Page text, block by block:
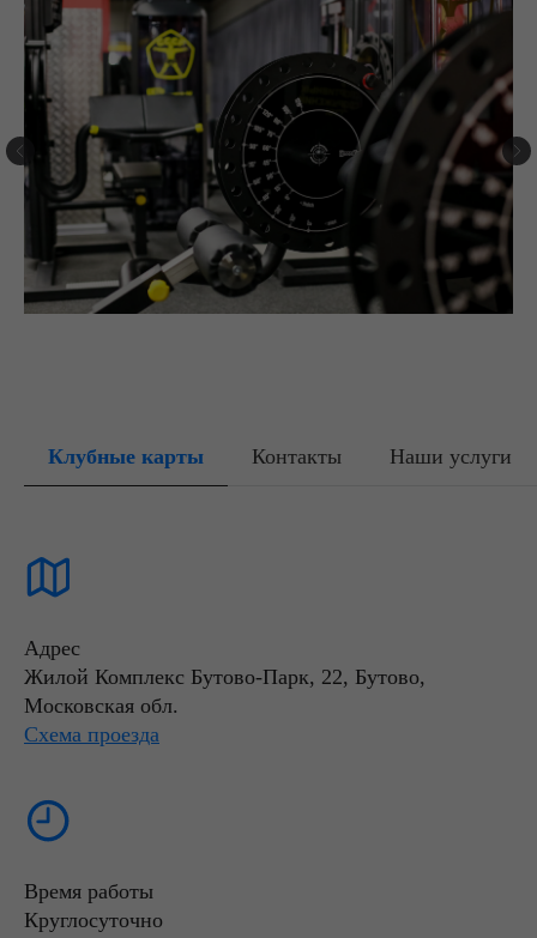
Клубные карты Контакты Наши услуги
Адрес
Жилой Комплекс Бутово-Парк, 22, Бутово,
Московская обл.
Схема проезда
Время работы
Круглосуточно